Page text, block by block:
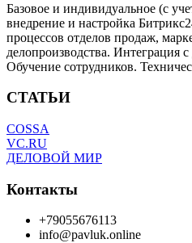
Базовое и индивидуальное (с
внедрение и настройка
процессов отделов продаж,
делопроизводства. Интеграция
Обучение сотрудников.
СТАТЬИ
COSSA
VC.RU
ДЕЛОВОЙ МИР
Контакты
+79055676113
info@pavluk.online